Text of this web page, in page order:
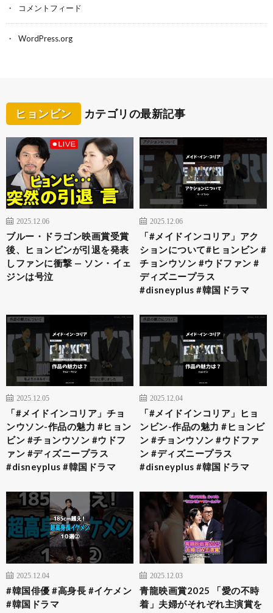
コメントフィード
WordPress.org
ヒョンビン カテゴリの最新記事
2025.12.06
ブルー・ドラゴン映画賞受賞
後、ヒョンビンが引退を発表
しファンに衝撃 — ソン・イェ
ジンは号泣
2025.12.06
「#メイドインコリア」アク
ションについて#ヒョンビン #
チョンウソン #ウドファン #
ディズニープラス
#disneyplus #韓国ドラマ
2025.12.05
「#メイドインコリア」チョ
ンウソン-作品の魅力 #ヒョン
ビン #チョンウソン #ウドフ
ァン #ディズニープラス
#disneyplus #韓国ドラマ
2025.12.04
「#メイドインコリア」ヒョ
ンビン-作品の魅力 #ヒョンビ
ン #チョンウソン #ウドファ
ン #ディズニープラス
#disneyplus #韓国ドラマ
2025.12.04
#韓国俳優 #高身長 #イケメン
#韓国ドラマ
2025.12.03
青龍映画賞2025 「愛の不時
着」夫婦がそれぞれ主演賞を